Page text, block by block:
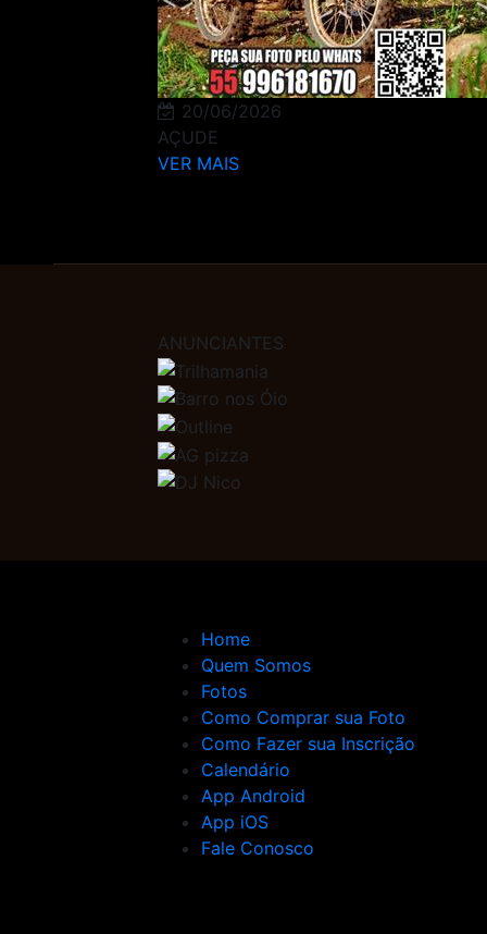
20/06/2026
AÇUDE
VER MAIS
ANUNCIANTES
Home
Quem Somos
Fotos
Como Comprar sua Foto
Como Fazer sua Inscrição
Calendário
App Android
App iOS
Fale Conosco